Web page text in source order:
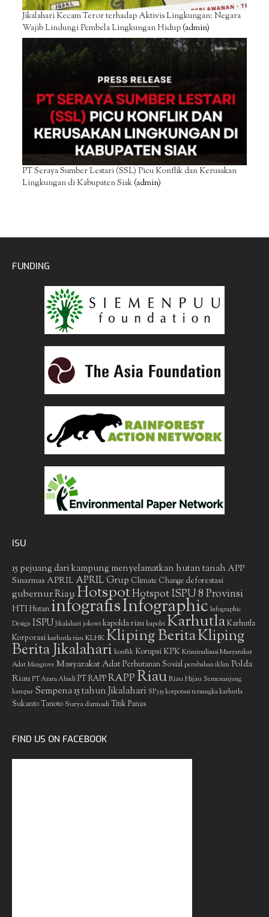
Jikalahari Kecam Teror terhadap Aktivis Lingkungan: Negara
Wajib Lindungi Pembela Lingkungan Hidup(admin)
PT Seraya Sumber Lestari (SSL) Picu Konflik dan Kerusakan
Lingkungan di Kabupaten Siak(admin)
FUNDING
ISU
15 pejuang dari kampung menyelamatkan hutan tanah APP
Sinarmas APRIL APRIL Grup Climate Change deforestasi
gubernur RiauHotspotHotspot ISPU 8 Provinsi
HTIHutan infografisInfographic Infographic
Design ISPU Jikalahari jokowi kapolda riau kapolri KarhutlaKarhutla
Korporasikarhutla riauKLHKKliping BeritaKliping
Berita Jikalahari konflik Korupsi KPKKriminalisasi Masyarakat
Adat Mangrove Masyarakat AdatPerhutanan Sosial perubahan iklim Polda
Riau PT Arara Abadi PT RAPPRAPPRiauRiau Hijau Semenanjung
kampar Sempena 15 tahun Jikalahari SP3 15 korporasi tersangka karhutla
Sukanto Tanoto Surya darmadiTitik Panas
FIND US ON FACEBOOK